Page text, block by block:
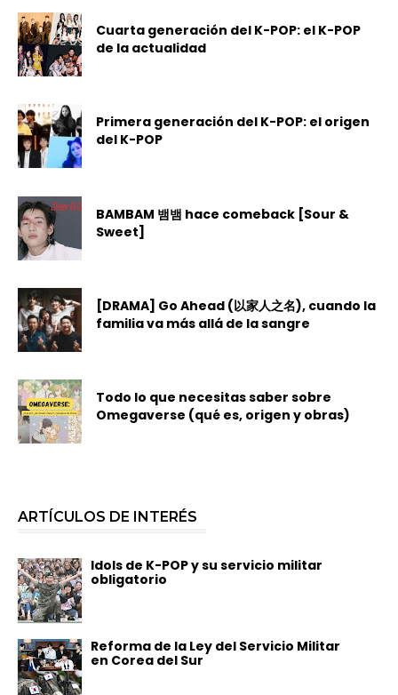
Cuarta generación del K-POP: el K-POP
de la actualidad
Primera generación del K-POP: el origen
del K-POP
BAMBAM 뱀뱀 hace comeback [Sour &
Sweet]
[DRAMA] Go Ahead (以家人之名), cuando la
familia va más allá de la sangre
Todo lo que necesitas saber sobre
Omegaverse (qué es, origen y obras)
ARTÍCULOS DE INTERÉS
Idols de K-POP y su servicio militar
obligatorio
Reforma de la Ley del Servicio Militar
en Corea del Sur